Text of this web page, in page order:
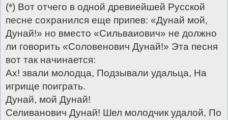
(*) Вот отчего в одной древиейшей Русской
песне сохранился еще припев: «Дунай мой,
Дунай!» но вместо «Сильваиович» не должно
ли говорить «Соловенович Дунай!» Эта песня
вот так начинается:
Ах! звали молодца, Подзывали удальца, На
игрище поиграть.
Дунай, мой Дунай!
Селиванович Дунай! Шел молодчик удалой, По